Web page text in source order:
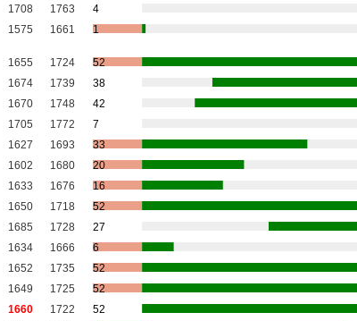
1708 1763
4
1575 1661 1
1655 1724
52
1674 1739
38
1670 1748
42
1705 1772
7
1627 1693
33
1602 1680
20
1633 1676
16
1650 1718
52
1685 1728
27
1634 1666
6
1652 1735
52
1649 1725
52
1660 1722
52